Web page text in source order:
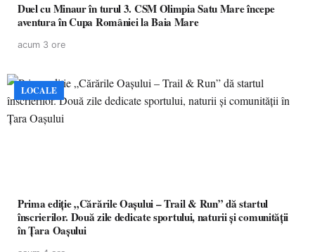
Duel cu Minaur în turul 3. CSM Olimpia Satu Mare începe
aventura în Cupa României la Baia Mare
acum 3 ore
LOCALE
Prima ediție „Cărările Oașului – Trail & Run” dă startul
înscrierilor. Două zile dedicate sportului, naturii și comunității
în Țara Oașului